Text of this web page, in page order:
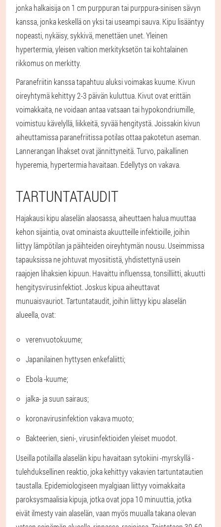
jonka halkaisija on 1 cm purppuran tai purppura-sinisen sävyn
kanssa, jonka keskellä on yksi tai useampi sauva. Kipu lisääntyy
nopeasti, nykäisy, sykkivä, menettäen unet. Yleinen
hypertermia, yleisen valtion merkityksetön tai kohtalainen
rikkomus on merkitty.
Paranefriitin kanssa tapahtuu aluksi voimakas kuume. Kivun
oireyhtymä kehittyy 2-3 päivän kuluttua. Kivut ovat erittäin
voimakkaita, ne voidaan antaa vatsaan tai hypokondriumille,
voimistuu kävelyllä, liikkeitä, syvää hengitystä. Joissakin kivun
aiheuttamissa paranefriitissa potilas ottaa pakotetun aseman.
Lannerangan lihakset ovat jännittyneitä. Turvo, paikallinen
hyperemia, hypertermia havaitaan. Edellytys on vakava.
TARTUNTATAUDIT
Hajakausi kipu alaselän alaosassa, aiheuttaen halua muuttaa
kehon sijaintia, ovat ominaista akuutteille infektioille, joihin
liittyy lämpötilan ja päihteiden oireyhtymän nousu. Useimmissa
tapauksissa ne johtuvat myosiitistä, yhdistettynä usein
raajojen lihaksien kipuun. Havaittu influenssa, tonsilliitti, akuutti
hengitysvirusinfektiot. Joskus kipua aiheuttavat
munuaisvauriot. Tartuntataudit, joihin liittyy kipu alaselän
alueella, ovat:
verenvuotokuume;
Japanilainen hyttysen enkefaliitti;
Ebola -kuume;
jalka- ja suun sairaus;
koronavirusinfektion vakava muoto;
Bakteerien, sieni-, virusinfektioiden yleiset muodot.
Useilla potilailla alaselän kipu havaitaan sytokiini -myrskyllä -
tulehduksellinen reaktio, joka kehittyy vakavien tartuntatautien
taustalla. Epidemiologiseen myalgiaan liittyy voimakkaita
paroksysmaalisia kipuja, jotka ovat jopa 10 minuuttia, jotka
eivät ilmesty vain alaselän, vaan myös muualla takana olevan